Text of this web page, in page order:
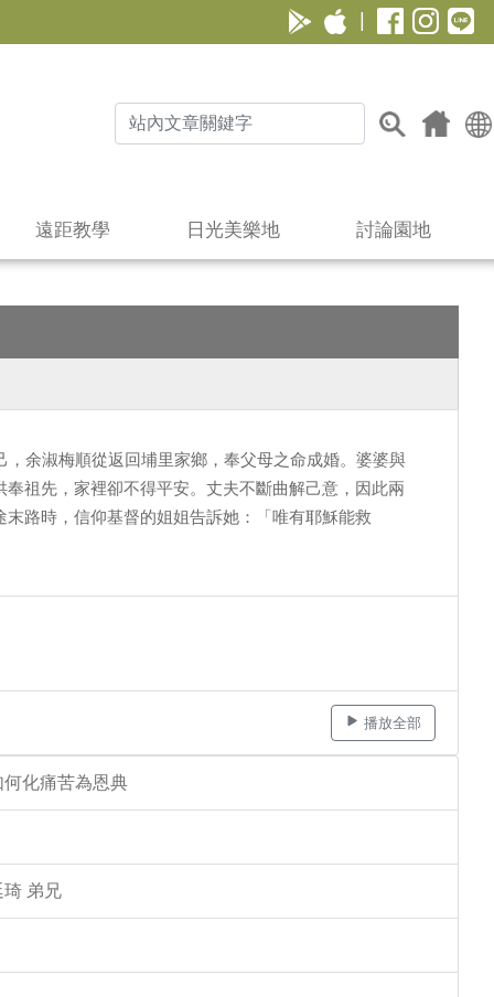
遠距教學 日光美樂地 討論園地
余淑梅順從返回埔里家鄉，奉父母之命成婚。婆婆與
祖先，家裡卻不得平安。丈夫不斷曲解己意，因此兩
路時，信仰基督的姐姐告訴她：「唯有耶穌能救
播放全部
化痛苦為恩典
弟兄